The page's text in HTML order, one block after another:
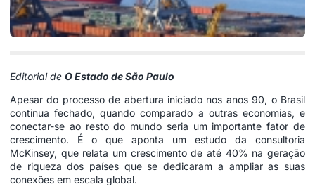
Editorial de O Estado de São Paulo
Apesar do processo de abertura iniciado nos anos 90, o Brasil
continua fechado, quando comparado a outras economias, e
conectar-se ao resto do mundo seria um importante fator de
crescimento. É o que aponta um estudo da consultoria
McKinsey, que relata um crescimento de até 40% na geração
de riqueza dos países que se dedicaram a ampliar as suas
conexões em escala global.